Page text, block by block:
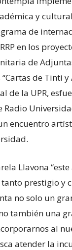
y cultural
de
en los
de
de Tinti y
de la UPR,
encuentro
Llavona
prestigio y
no solo un
también una
al
atender la